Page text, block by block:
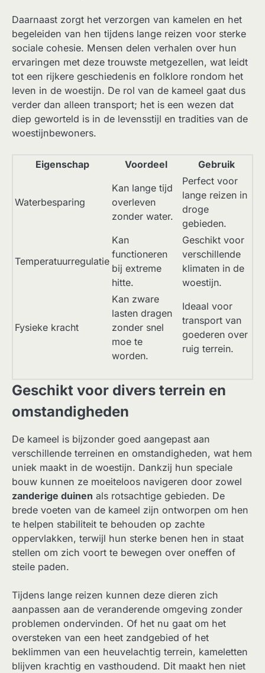
Daarnaast zorgt het verzorgen van kamelen en het
begeleiden van hen tijdens lange reizen voor sterke
sociale cohesie. Mensen delen verhalen over hun
ervaringen met deze trouwste metgezellen, wat leidt
tot een rijkere geschiedenis en folklore rondom het
leven in de woestijn. De rol van de kameel gaat dus
verder dan alleen transport; het is een wezen dat
diep geworteld is in de levensstijl en tradities van de
woestijnbewoners.
Eigenschap Voordeel Gebruik
Waterbesparing
Kan lange tijd
overleven
zonder water.
Perfect voor
lange reizen in
droge
gebieden.
Temperatuurregulatie
Kan
functioneren
bij extreme
hitte.
Geschikt voor
verschillende
klimaten in de
woestijn.
Fysieke kracht
Kan zware
lasten dragen
zonder snel
moe te
worden.
Ideaal voor
transport van
goederen over
ruig terrein.
Geschikt voor divers terrein en
omstandigheden
De kameel is bijzonder goed aangepast aan
verschillende terreinen en omstandigheden, wat hem
uniek maakt in de woestijn. Dankzij hun speciale
bouw kunnen ze moeiteloos navigeren door zowel
zanderige duinen als rotsachtige gebieden. De
brede voeten van de kameel zijn ontworpen om hen
te helpen stabiliteit te behouden op zachte
oppervlakken, terwijl hun sterke benen hen in staat
stellen om zich voort te bewegen over oneffen of
steile paden.
Tijdens lange reizen kunnen deze dieren zich
aanpassen aan de veranderende omgeving zonder
problemen ondervinden. Of het nu gaat om het
oversteken van een heet zandgebied of het
beklimmen van een heuvelachtig terrein, kameletten
blijven krachtig en vasthoudend. Dit maakt hen niet